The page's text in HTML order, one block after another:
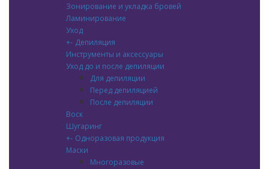
Зонирование и укладка бровей
Ламинирование
Уход
+- Депиляция
Инструменты и аксессуары
Уход до и после депиляции
Для депиляции
Перед депиляцией
После депиляции
Воск
Шугаринг
+- Одноразовая продукция
Маски
Многоразовые